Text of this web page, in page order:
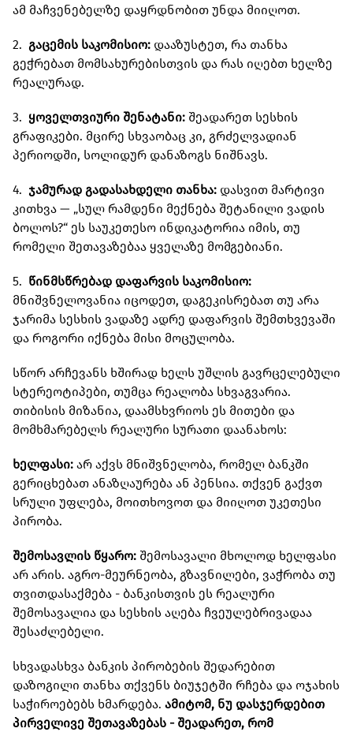
ამ მაჩვენებელზე დაყრდნობით უნდა მიიღოთ.
2. გაცემის საკომისიო: დააზუსტეთ, რა თანხა
გეჭრებათ მომსახურებისთვის და რას იღებთ ხელზე
რეალურად.
3. ყოველთვიური შენატანი: შეადარეთ სესხის
გრაფიკები. მცირე სხვაობაც კი, გრძელვადიან
პერიოდში, სოლიდურ დანაზოგს ნიშნავს.
4. ჯამურად გადასახდელი თანხა: დასვით მარტივი
კითხვა — „სულ რამდენი მექნება შეტანილი ვადის
ბოლოს?“ ეს საუკეთესო ინდიკატორია იმის, თუ
რომელი შეთავაზებაა ყველაზე მომგებიანი.
5. წინმსწრებად დაფარვის საკომისიო:
მნიშვნელოვანია იცოდეთ, დაგეკისრებათ თუ არა
ჯარიმა სესხის ვადაზე ადრე დაფარვის შემთხვევაში
და როგორი იქნება მისი მოცულობა.
სწორ არჩევანს ხშირად ხელს უშლის გავრცელებული
სტერეოტიპები, თუმცა რეალობა სხვაგვარია.
თიბისის მიზანია, დაამსხვრიოს ეს მითები და
მომხმარებელს რეალური სურათი დაანახოს:
ხელფასი: არ აქვს მნიშვნელობა, რომელ ბანკში
გერიცხებათ ანაზღაურება ან პენსია. თქვენ გაქვთ
სრული უფლება, მოითხოვოთ და მიიღოთ უკეთესი
პირობა.
შემოსავლის წყარო: შემოსავალი მხოლოდ ხელფასი
არ არის. აგრო-მეურნეობა, გზავნილები, ვაჭრობა თუ
თვითდასაქმება - ბანკისთვის ეს რეალური
შემოსავალია და სესხის აღება ჩვეულებრივადაა
შესაძლებელი.
სხვადასხვა ბანკის პირობების შედარებით
დაზოგილი თანხა თქვენს ბიუჯეტში რჩება და ოჯახის
საჭიროებებს ხმარდება. ამიტომ, ნუ დასჯერდებით
პირველივე შეთავაზებას - შეადარეთ, რომ